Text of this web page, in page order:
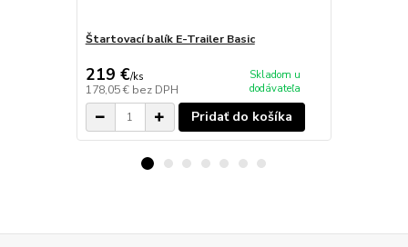
Štartovací balík E-Trailer Basic
219 €/ks
178,05 € bez DPH
Skladom u
dodávateľa
Pridať do košíka